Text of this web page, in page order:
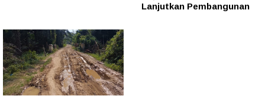
Lanjutkan Pembangunan